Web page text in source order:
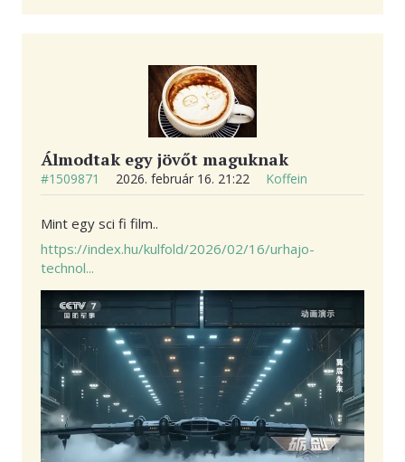
​Álmodtak egy jövőt maguknak ​
#1509871 2026. február 16. 21:22 Koffein
Mint egy sci fi film..
https://index.hu/kulfold/2026/02/16/urhajo-
technol...